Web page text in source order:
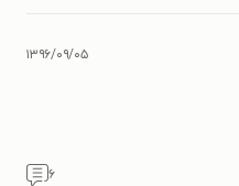
۱۳۹۶/۰۹/۰۵
۶